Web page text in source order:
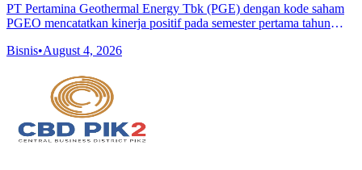
PT Pertamina Geothermal Energy Tbk (PGE) dengan kode saham
PGEO mencatatkan kinerja positif pada semester pertama tahun
seluruh wilayah k
Bisnis•August 4, 2026